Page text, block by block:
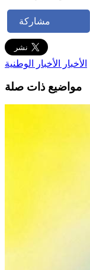
مشاركة
الأخبار الأخبار الوطنية
مواضيع ذات صلة